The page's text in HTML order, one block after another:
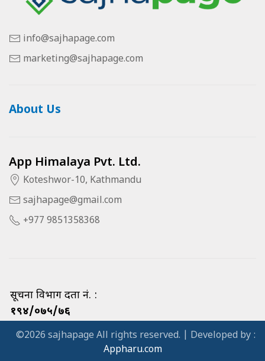
info@sajhapage.com
marketing@sajhapage.com
About Us
App Himalaya Pvt. Ltd.
Koteshwor-10, Kathmandu
sajhapage@gmail.com
+977 9851358368
सूचना विभाग दर्ता नं. :
१९४/०७५/७६
©2026 sajhapage All rights reserved. | Developed by :
Appharu.com